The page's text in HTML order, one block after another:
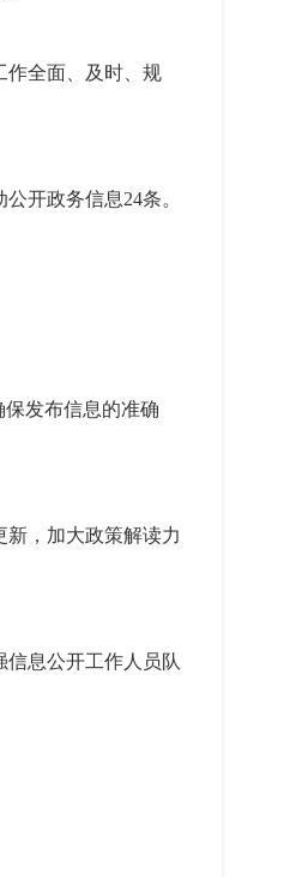
作全面、及时、规
开政务信息24条。
发布信息的准确
，加大政策解读力
息公开工作人员队